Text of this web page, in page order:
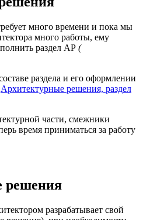
много времени и пока мы
много работы, ему
раздел АР (
раздела и его оформлении
Архитектурные решения, раздел
части, смежники
время приниматься за работу
решения
разрабатывает свой